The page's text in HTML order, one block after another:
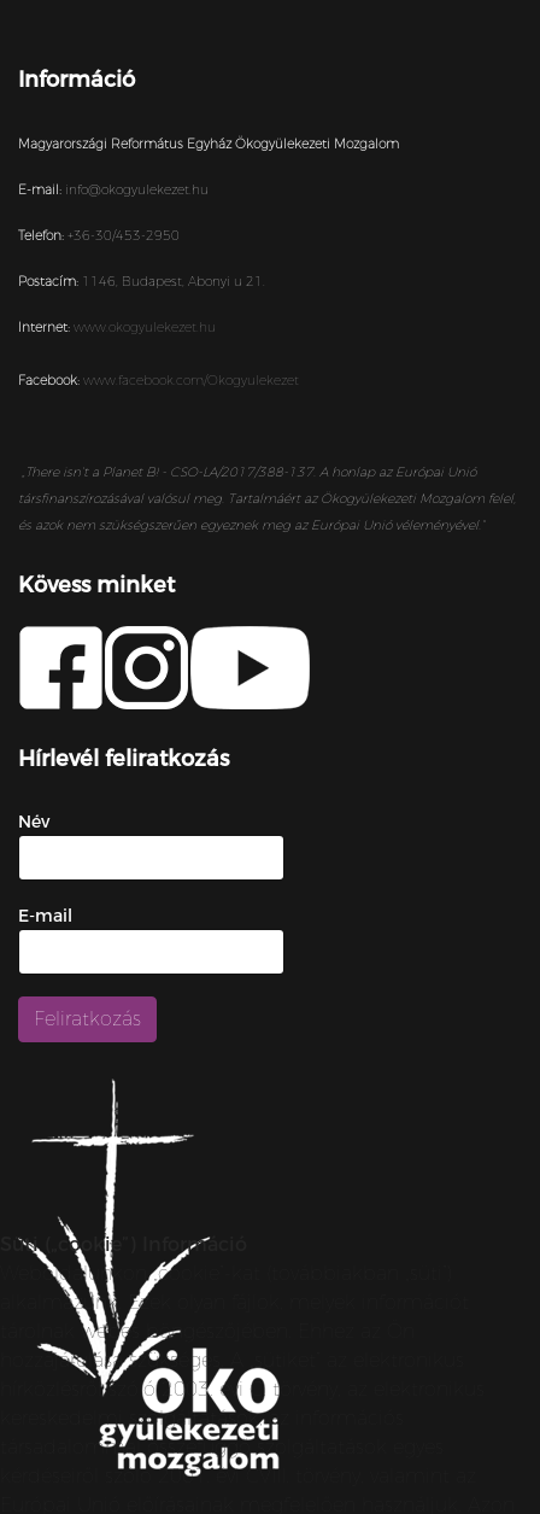
Információ
Magyarországi Református Egyház Ökogyülekezeti Mozgalom
E-mail: info@okogyulekezet.hu
Telefon: +36-30/453-2950
Postacím: 1146, Budapest, Abonyi u 21.
Internet: www.okogyulekezet.hu
Facebook: www.facebook.com/Okogyulekezet
„ There isn’t a Planet B! - CSO-LA/2017/388-137. A honlap az Európai Unió
társfinanszírozásával valósul meg. Tartalmáért az Ökogyülekezeti Mozgalom felel,
és azok nem szükségszerűen egyeznek meg az Európai Unió véleményével.”
Kövess minket
Hírlevél feliratkozás
Név
E-mail
Süti („cookie”) Információ
Weboldalunkon „cookie”-kat (továbbiakban „süti”)
alkalmazunk. Ezek olyan fájlok, melyek információt
tárolnak webes böngészőjében. Ehhez az Ön
hozzájárulása szükséges. A „sütiket” az elektronikus
hírközlésről szóló 2003. évi C. törvény, az elektronikus
kereskedelmi szolgáltatások, az információs
társadalommal összefüggő szolgáltatások egyes
kérdéseiről szóló 2001. évi CVIII. törvény, valamint az